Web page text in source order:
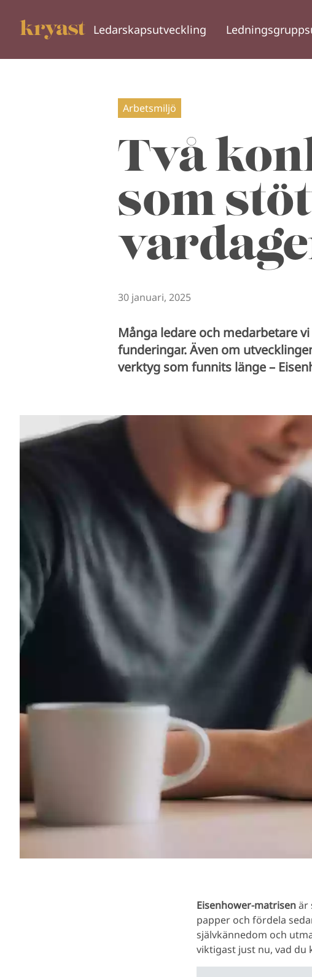
Ledarskapsutveckling
Arbetsmiljö
Två
som
30 januari, 2025
Många ledare och medarbetare
funderingar. Även om
verktyg som funnits länge –
Eisenhower-matrisenär
papper och fördela
självkännedom och
viktigast just nu, vad du